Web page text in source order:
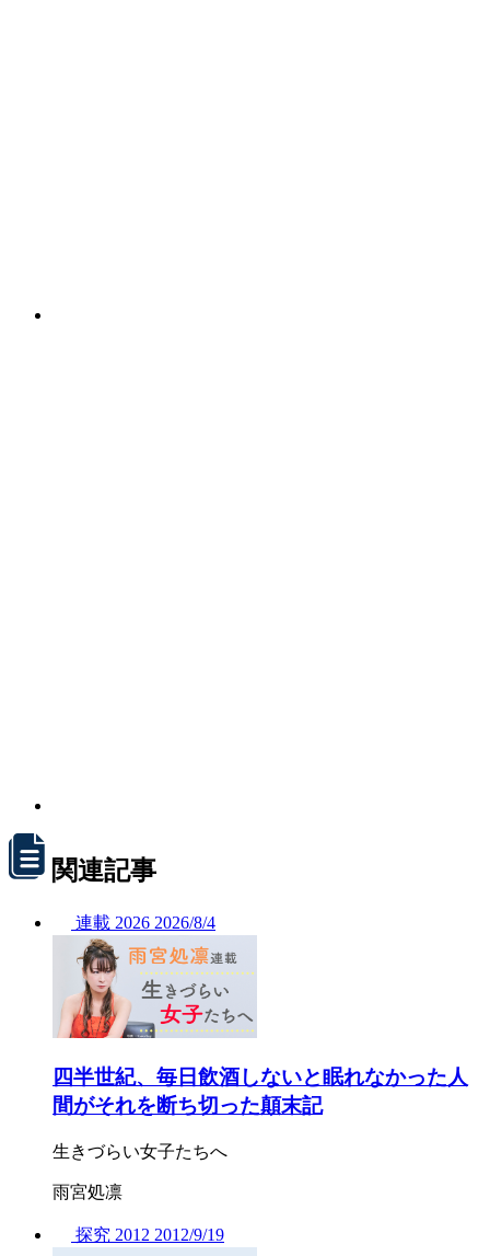
関連記事
連載 2026 2026/8/4
四半世紀、毎日飲酒しないと眠れなかった人
間がそれを断ち切った顛末記
生きづらい女子たちへ
雨宮処凛
探究 2012 2012/9/19